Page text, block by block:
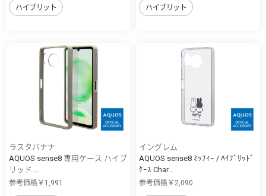
ハイブリット ハイブリット
ラスタバナナ
AQUOS sense8 専用ケース ハイブ
リッド ...
参考価格￥1,991
イングレム
AQUOS sense8 ﾐｯﾌｨｰ / ﾊｲﾌﾞﾘｯﾄﾞ
ｹｰｽ Char...
参考価格￥2,090